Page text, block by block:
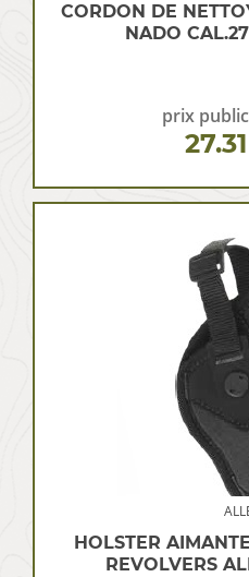
CORDON DE
NADO
prix
HOLSTER
REVOLVERS